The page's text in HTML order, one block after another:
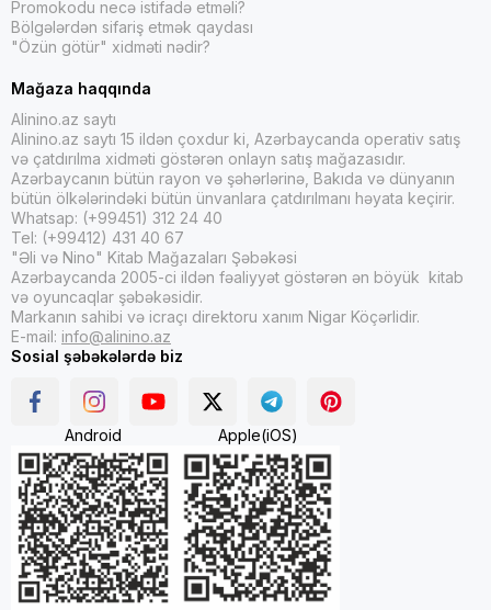
Promokodu necə istifadə etməli?
Bölgələrdən sifariş etmək qaydası
"Özün götür" xidməti nədir?
Mağaza haqqında
Alinino.az saytı
Alinino.az saytı 15 ildən çoxdur ki, Azərbaycanda operativ satış
və çatdırılma xidməti göstərən onlayn satış mağazasıdır.
Azərbaycanın bütün rayon və şəhərlərinə, Bakıda və dünyanın
bütün ölkələrindəki bütün ünvanlara çatdırılmanı həyata keçirir.
Whatsap: (+99451) 312 24 40
Tel: (+99412) 431 40 67
"Əli və Nino" Kitab Mağazaları Şəbəkəsi
Azərbaycanda 2005-ci ildən fəaliyyət göstərən ən böyük kitab
və oyuncaqlar şəbəkəsidir.
Markanın sahibi və icraçı direktoru xanım Nigar Köçərlidir.
E-mail: info@alinino.az
Sosial şəbəkələrdə biz
Android Apple(iOS)